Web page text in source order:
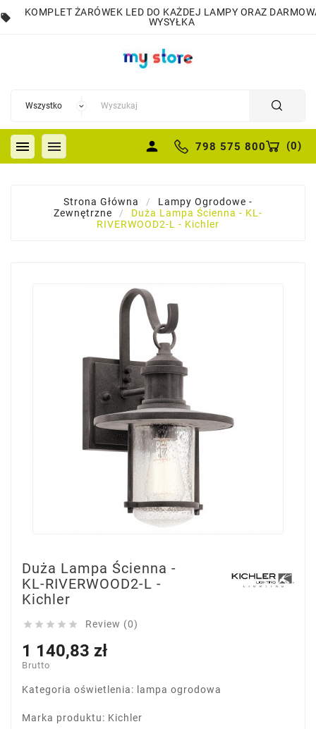
local_offer
KOMPLET ŻARÓWEK LED DO KAŻDEJ LAMPY ORAZ
WYSYŁKA
  person 798 575 800 (0)
Strona Główna
Lampy Ogrodowe -
Zewnętrzne
Duża Lampa Ścienna - KL-
RIVERWOOD2-L - Kichler
Duża Lampa Ścienna -
KL-RIVERWOOD2-L -
Kichler
     Review (0)
1 140,83 zł
Brutto
Kategoria oświetlenia: lampa ogrodowa
Marka produktu: Kichler